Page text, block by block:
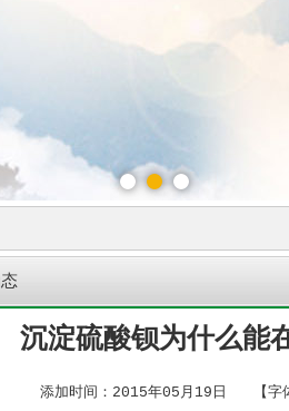
沉淀硫酸钡为什么能
添加时间：2015年05月19日 【字